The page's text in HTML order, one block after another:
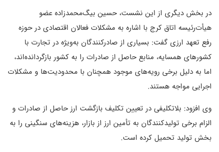
در بخش دیگری از این نشست، حسین بیگ‌محمدزاده عضو
هیأت‌رئیسه اتاق کرج با اشاره به مشکلات فعالان اقتصادی در حوزه
رفع تعهد ارزی گفت: بسیاری از صادرکنندگان به‌ویژه در تجارت با
کشورهای همسایه، منابع حاصل از صادرات را به کشور بازگردانده‌اند،
اما به دلیل برخی رویه‌های موجود همچنان با محدودیت‌ها و مشکلات
اجرایی مواجه هستند.
وی افزود: بلاتکلیفی در تعیین تکلیف بازگشت ارز حاصل از صادرات و
الزام برخی تولیدکنندگان به تأمین ارز از بازار، هزینه‌های سنگینی را به
بخش تولید تحمیل کرده است.